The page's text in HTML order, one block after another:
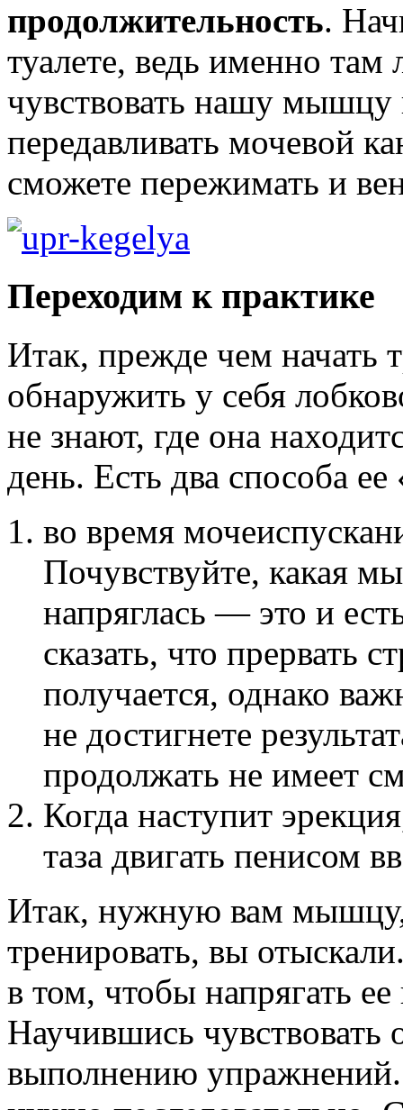
продолжительность.
туалете, ведь именно там
чувствовать нашу
передавливать мочевой
сможете пережимать и
Переходим к практике
Итак, прежде чем начать
обнаружить у себя
не знают, где она
день. Есть два способа
во время
Почувствуйте, какая
напряглась — это и
сказать, что прервать
получается, однако
не достигнете
продолжать не имеет
Когда наступит
таза двигать пенисом
Итак, нужную вам мышцу,
тренировать, вы
в том, чтобы напрягать ее
Научившись чувствовать
выполнению упражнений.